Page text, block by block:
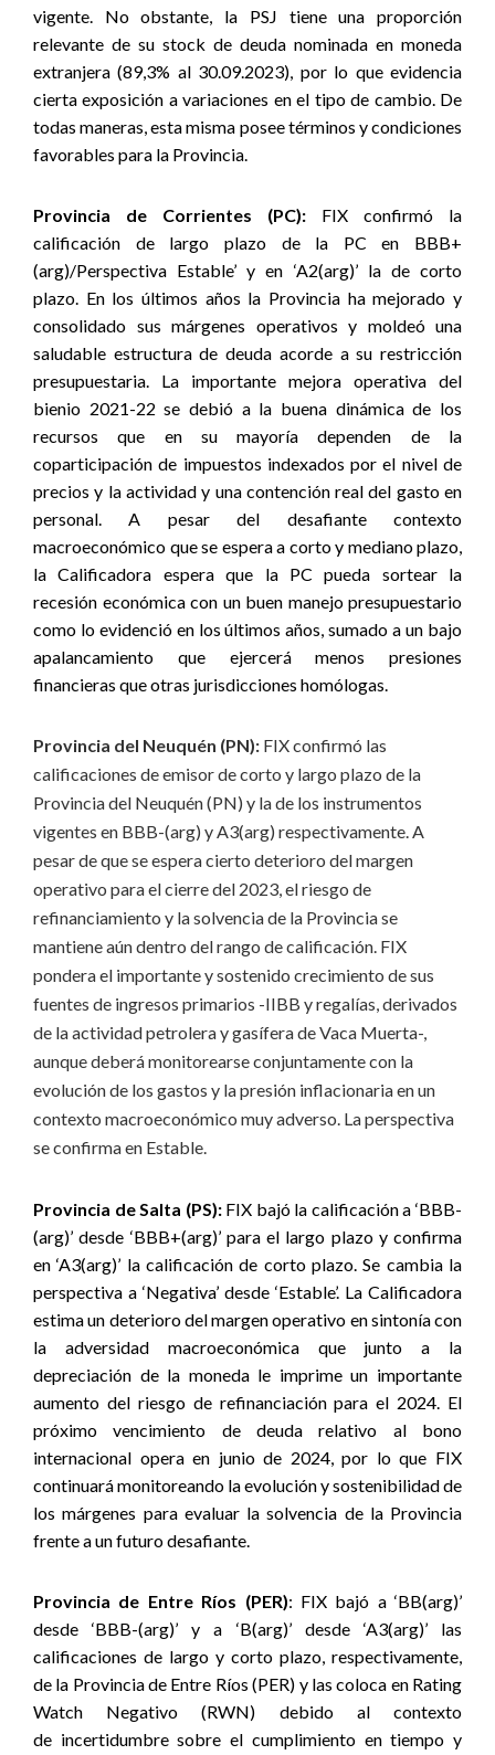
vigente. No obstante, la PSJ tiene una proporción
relevante de su stock de deuda nominada en moneda
extranjera (89,3% al 30.09.2023), por lo que evidencia
cierta exposición a variaciones en el tipo de cambio. De
todas maneras, esta misma posee términos y condiciones
favorables para la Provincia.
Provincia de Corrientes (PC): FIX confirmó la
calificación de largo plazo de la PC en BBB+
(arg)/Perspectiva Estable’ y en ‘A2(arg)’ la de corto
plazo. En los últimos años la Provincia ha mejorado y
consolidado sus márgenes operativos y moldeó una
saludable estructura de deuda acorde a su restricción
presupuestaria. La importante mejora operativa del
bienio 2021-22 se debió a la buena dinámica de los
recursos que en su mayoría dependen de la
coparticipación de impuestos indexados por el nivel de
precios y la actividad y una contención real del gasto en
personal. A pesar del desafiante contexto
macroeconómico que se espera a corto y mediano plazo,
la Calificadora espera que la PC pueda sortear la
recesión económica con un buen manejo presupuestario
como lo evidenció en los últimos años, sumado a un bajo
apalancamiento que ejercerá menos presiones
financieras que otras jurisdicciones homólogas.
Provincia del Neuquén (PN): FIX confirmó las
calificaciones de emisor de corto y largo plazo de la
Provincia del Neuquén (PN) y la de los instrumentos
vigentes en BBB-(arg) y A3(arg) respectivamente. A
pesar de que se espera cierto deterioro del margen
operativo para el cierre del 2023, el riesgo de
refinanciamiento y la solvencia de la Provincia se
mantiene aún dentro del rango de calificación. FIX
pondera el importante y sostenido crecimiento de sus
fuentes de ingresos primarios -IIBB y regalías, derivados
de la actividad petrolera y gasífera de Vaca Muerta-,
aunque deberá monitorearse conjuntamente con la
evolución de los gastos y la presión inflacionaria en un
contexto macroeconómico muy adverso. La perspectiva
se confirma en Estable.
Provincia de Salta (PS): FIX bajó la calificación a ‘BBB-
(arg)’ desde ‘BBB+(arg)’ para el largo plazo y confirma
en ‘A3(arg)’ la calificación de corto plazo. Se cambia la
perspectiva a ‘Negativa’ desde ‘Estable’. La Calificadora
estima un deterioro del margen operativo en sintonía con
la adversidad macroeconómica que junto a la
depreciación de la moneda le imprime un importante
aumento del riesgo de refinanciación para el 2024. El
próximo vencimiento de deuda relativo al bono
internacional opera en junio de 2024, por lo que FIX
continuará monitoreando la evolución y sostenibilidad de
los márgenes para evaluar la solvencia de la Provincia
frente a un futuro desafiante.
Provincia de Entre Ríos (PER): FIX bajó a ‘BB(arg)’
desde ‘BBB-(arg)’ y a ‘B(arg)’ desde ‘A3(arg)’ las
calificaciones de largo y corto plazo, respectivamente,
de la Provincia de Entre Ríos (PER) y lascoloca en Rating
Watch Negativo (RWN) debido al contexto
de incertidumbre sobre el cumplimiento en tiempo y